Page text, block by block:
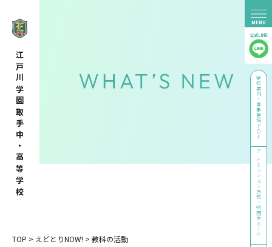
江戸川学園取手中・高等学校 学校案内・募集要項PDF
アドミッション方式・帰国生カード
TOP > えどとりNOW! > 教科の活動